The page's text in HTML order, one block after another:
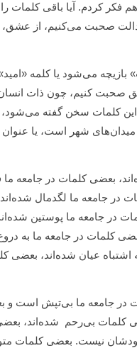
فکر کردم. آیا باقی کلمات
صحبت می‌کنیم، از عشق،
بازیچه می‌شود یا کلمه
صحبت کنیم، چون ذات
این کلمات سخن گفته می‌شود،
شهر است، یا عنوان
بعضی کلمات در جامعه
در جامعه ما لگدمال
در جامعه ما پوستین
کلمات در جامعه ما به
عیان شده‌اند، بعضی
در جامعه ما بی‌تپش است و
کلمات بی‌رحم شده‌اند،
نیست. بعضی کلمات